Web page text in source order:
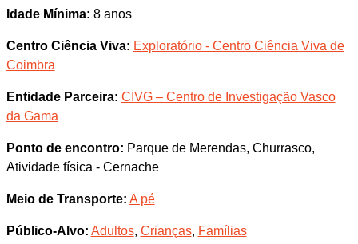
Idade Mínima: 8 anos
Centro Ciência Viva: Exploratório - Centro Ciência Viva de
Coimbra
Entidade Parceira: CIVG – Centro de Investigação Vasco
da Gama
Ponto de encontro: Parque de Merendas, Churrasco,
Atividade física - Cernache
Meio de Transporte: A pé
Público-Alvo: Adultos, Crianças, Famílias